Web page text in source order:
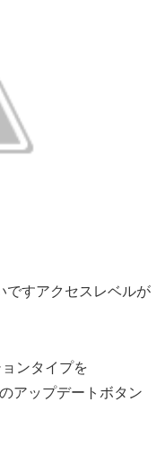
ですアクセスレベルが
ンタイプを
アップデートボタン